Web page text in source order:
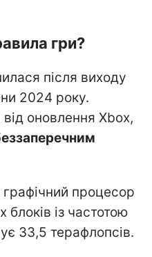
гри?
після виходу
2024 року.
оновлення Xbox,
процесор
із частотою
33,5 терафлопсів.